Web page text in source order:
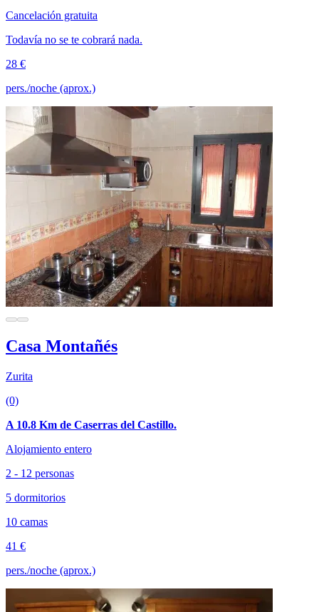
Cancelación gratuita
Todavía no se te cobrará nada.
28 €
pers./noche (aprox.)
Casa Montañés
Zurita
(0)
A 10.8 Km de Caserras del Castillo.
Alojamiento entero
2 - 12 personas
5 dormitorios
10 camas
41 €
pers./noche (aprox.)